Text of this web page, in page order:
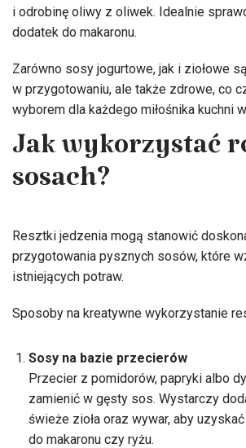
i odrobinę oliwy z oliwek. Idealnie
dodatek do makaronu.
Zarówno sosy jogurtowe, jak i ziołowe
w przygotowaniu, ale także zdrowe, co
wyborem dla każdego miłośnika kuchni
Jak wykorzystać
sosach?
Resztki jedzenia mogą stanowić
przygotowania pysznych sosów, które
istniejących potraw.
Sposoby na kreatywne wykorzystanie
Sosy na bazie przecierów
Przecier z pomidorów, papryki albo
zamienić w gęsty sos. Wystarczy
świeże zioła oraz wywar, aby
do makaronu czy ryżu.